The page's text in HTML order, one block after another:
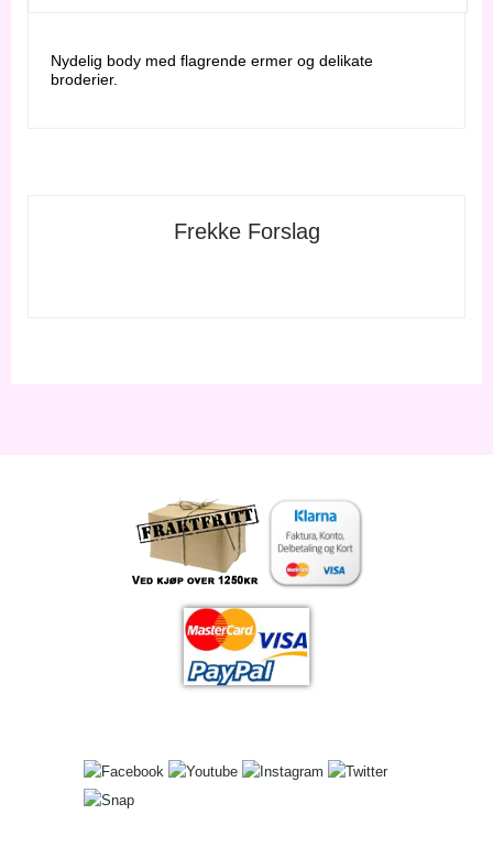
Nydelig body med flagrende ermer og delikate
broderier.
Frekke Forslag